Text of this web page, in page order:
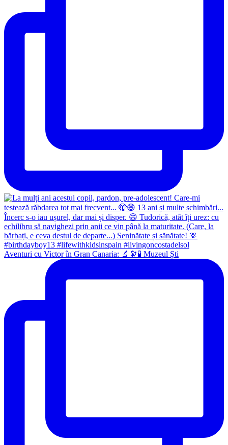
Aventuri cu Victor în Gran Canaria: 🔬🔭🧪 Muzeul Ști